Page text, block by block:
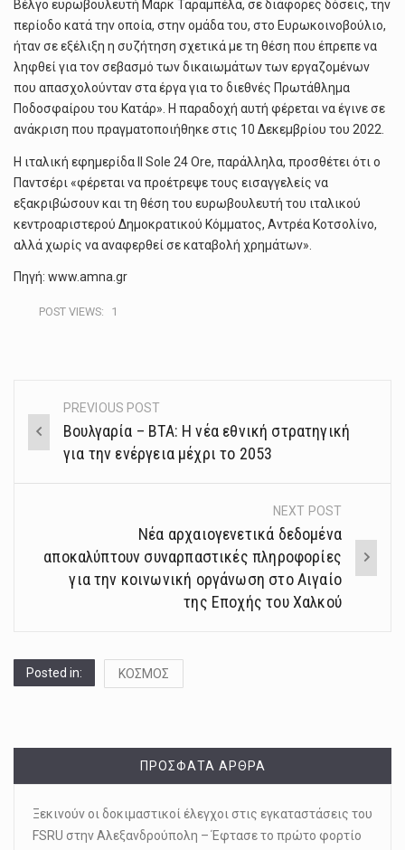
Βέλγο ευρωβουλευτή Μαρκ Ταραμπέλα, σε διάφορες δόσεις, την
περίοδο κατά την οποία, στην ομάδα του, στο Ευρωκοινοβούλιο,
ήταν σε εξέλιξη η συζήτηση σχετικά με τη θέση που έπρεπε να
ληφθεί για τον σεβασμό των δικαιωμάτων των εργαζομένων
που απασχολούνταν στα έργα για το διεθνές Πρωτάθλημα
Ποδοσφαίρου του Κατάρ». Η παραδοχή αυτή φέρεται να έγινε σε
ανάκριση που πραγματοποιήθηκε στις 10 Δεκεμβρίου του 2022.
Η ιταλική εφημερίδα Il Sole 24 Ore, παράλληλα, προσθέτει ότι ο
Παντσέρι «φέρεται να προέτρεψε τους εισαγγελείς να
εξακριβώσουν και τη θέση του ευρωβουλευτή του ιταλικού
κεντροαριστερού Δημοκρατικού Κόμματος, Αντρέα Κοτσολίνο,
αλλά χωρίς να αναφερθεί σε καταβολή χρημάτων».
Πηγή: www.amna.gr
POST VIEWS: 1
Post
navigation
PREVIOUS POST
Βουλγαρία – ΒΤΑ: Η νέα εθνική στρατηγική
για την ενέργεια μέχρι το 2053
NEXT POST
Νέα αρχαιογενετικά δεδομένα
αποκαλύπτουν συναρπαστικές πληροφορίες
για την κοινωνική οργάνωση στο Αιγαίο
της Εποχής του Χαλκού
Posted in: ΚΟΣΜΟΣ
ΠΡΌΣΦΑΤΑ ΆΡΘΡΑ
Ξεκινούν οι δοκιμαστικοί έλεγχοι στις εγκαταστάσεις του
FSRU στην Αλεξανδρούπολη – Έφτασε το πρώτο φορτίο